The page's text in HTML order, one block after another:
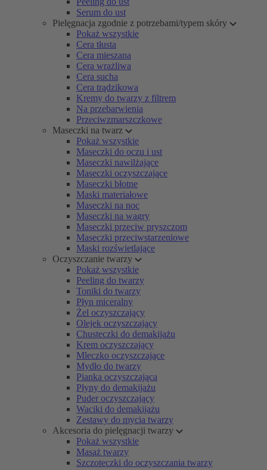
Serum do ust
Pielęgnacja zgodnie z potrzebami/typem skóry
Pokaż wszystkie
Cera tłusta
Cera mieszana
Cera wrażliwa
Cera sucha
Cera trądzikowa
Kremy do twarzy z filtrem
Na przebarwienia
Przeciwzmarszczkowe
Maseczki na twarz
Pokaż wszystkie
Maseczki do oczu i ust
Maseczki nawilżające
Maseczki oczyszczające
Maseczki błotne
Maski materiałowe
Maseczki na noc
Maseczki na wągry
Maseczki przeciw pryszczom
Maseczki przeciwstarzeniowe
Maski rozświetlające
Oczyszczanie twarzy
Pokaż wszystkie
Peeling do twarzy
Toniki do twarzy
Płyn miceralny
Żel oczyszczający
Olejek oczyszczający
Chusteczki do demakijażu
Krem oczyszczający
Mleczko oczyszczające
Mydło do twarzy
Pianka oczyszczająca
Płyny do demakijażu
Puder oczyszczający
Waciki do demakijażu
Zestawy do mycia twarzy
Akcesoria do pielęgnacji twarzy
Pokaż wszystkie
Masaż twarzy
Szczoteczki do oczyszczania twarzy